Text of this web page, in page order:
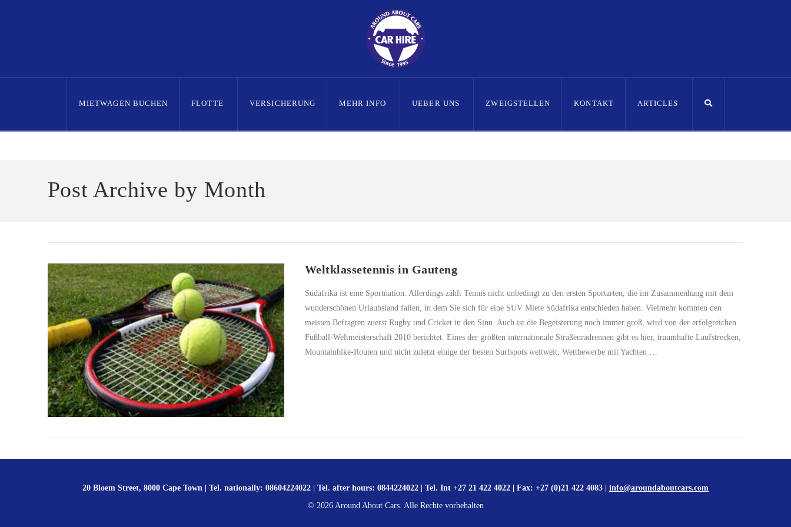
MIETWAGEN BUCHEN FLOTTE VERSICHERUNG MEHR INFO UEBER UNS ZWEIGSTELLEN KONTAKT ARTICLES
Post Archive by Month
Weltklassetennis in Gauteng
Südafrika ist eine Sportnation. Allerdings zählt Tennis nicht unbedingt zu den ersten Sportarten, die im Zusammenhang mit dem
wunderschönen Urlaubsland fallen, in dem Sie sich für eine SUV Miete Südafrika entschieden haben. Vielmehr kommen den
meisten Befragten zuerst Rugby und Cricket in den Sinn. Auch ist die Begeisterung noch immer groß, wird von der erfolgreichen
Fußball-Weltmeisterschaft 2010 berichtet. Eines der größten internationale Straßenradrennen gibt es hier, traumhafte Laufstrecken,
Mountainbike-Routen und nicht zuletzt einige der besten Surfspots weltweit, Wettbewerbe mit Yachten …
20 Bloem Street, 8000 Cape Town | Tel. nationally: 08604224022 | Tel. after hours: 0844224022 | Tel. Int +27 21 422 4022 | Fax: +27 (0)21 422 4083 | info@aroundaboutcars.com
© 2026Around About Cars. Alle Rechte vorbehalten